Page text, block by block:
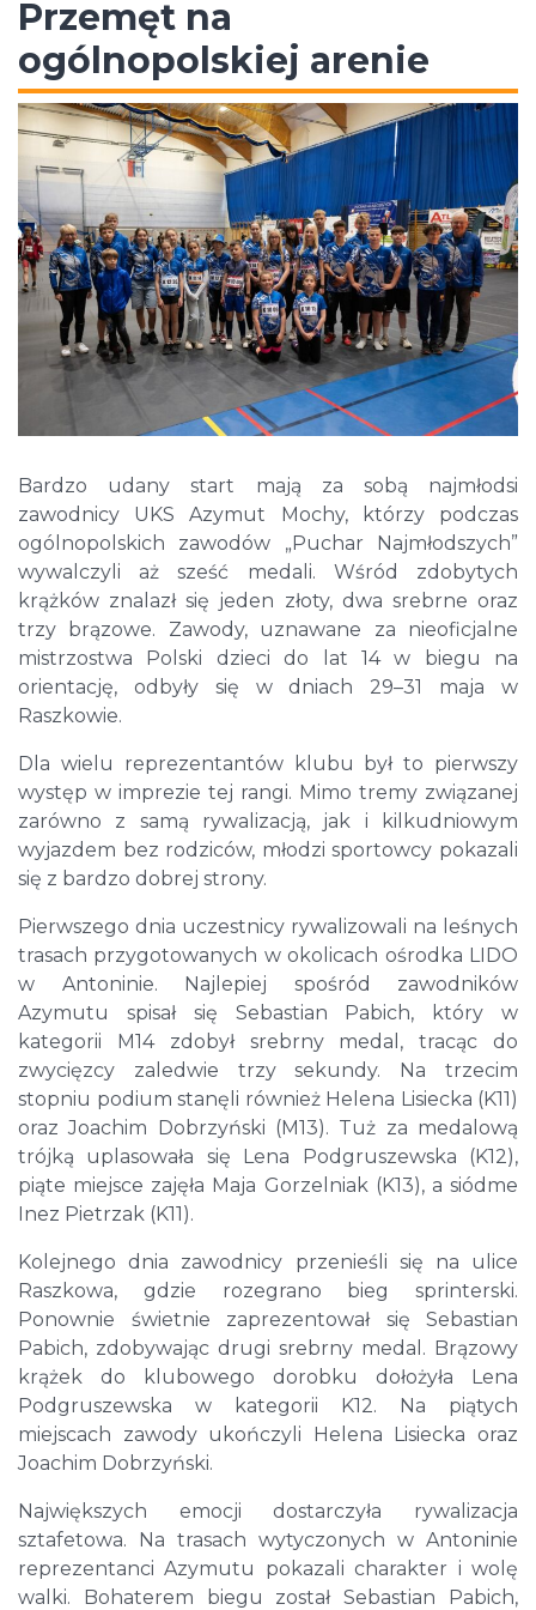
Przemęt na
ogólnopolskiej arenie
Bardzo udany start mają za sobą najmłodsi
zawodnicy UKS Azymut Mochy, którzy podczas
ogólnopolskich zawodów „Puchar Najmłodszych”
wywalczyli aż sześć medali. Wśród zdobytych
krążków znalazł się jeden złoty, dwa srebrne oraz
trzy brązowe. Zawody, uznawane za nieoficjalne
mistrzostwa Polski dzieci do lat 14 w biegu na
orientację, odbyły się w dniach 29–31 maja w
Raszkowie.
Dla wielu reprezentantów klubu był to pierwszy
występ w imprezie tej rangi. Mimo tremy związanej
zarówno z samą rywalizacją, jak i kilkudniowym
wyjazdem bez rodziców, młodzi sportowcy pokazali
się z bardzo dobrej strony.
Pierwszego dnia uczestnicy rywalizowali na leśnych
trasach przygotowanych w okolicach ośrodka LIDO
w Antoninie. Najlepiej spośród zawodników
Azymutu spisał się Sebastian Pabich, który w
kategorii M14 zdobył srebrny medal, tracąc do
zwycięzcy zaledwie trzy sekundy. Na trzecim
stopniu podium stanęli również Helena Lisiecka (K11)
oraz Joachim Dobrzyński (M13). Tuż za medalową
trójką uplasowała się Lena Podgruszewska (K12),
piąte miejsce zajęła Maja Gorzelniak (K13), a siódme
Inez Pietrzak (K11).
Kolejnego dnia zawodnicy przenieśli się na ulice
Raszkowa, gdzie rozegrano bieg sprinterski.
Ponownie świetnie zaprezentował się Sebastian
Pabich, zdobywając drugi srebrny medal. Brązowy
krążek do klubowego dorobku dołożyła Lena
Podgruszewska w kategorii K12. Na piątych
miejscach zawody ukończyli Helena Lisiecka oraz
Joachim Dobrzyński.
Największych emocji dostarczyła rywalizacja
sztafetowa. Na trasach wytyczonych w Antoninie
reprezentanci Azymutu pokazali charakter i wolę
walki. Bohaterem biegu został Sebastian Pabich,